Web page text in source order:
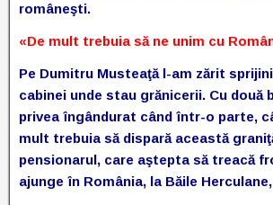
româneşti.
«De mult trebuia să ne unim cu
Pe Dumitru Musteaţă l-am zărit
cabinei unde stau grănicerii. Cu două
privea îngândurat când într-o parte,
mult trebuia să dispară această
pensionarul, care aştepta să treacă
ajunge în România, la Băile